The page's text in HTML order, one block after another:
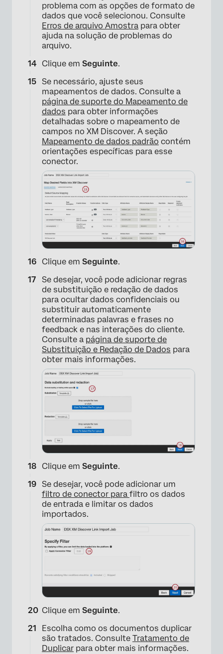
problema com as opções de formato de
dados que você selecionou. Consulte
Erros de arquivo Amostra para obter
ajuda na solução de problemas do
arquivo.
Clique em Seguinte.
Se necessário, ajuste seus
mapeamentos de dados. Consulte a
página de suporte do Mapeamento de
dados para obter informações
detalhadas sobre o mapeamento de
campos no XM Discover. A seção
Mapeamento de dados padrão contém
orientações específicas para esse
conector.
Clique em Seguinte.
Se desejar, você pode adicionar regras
de substituição e redação de dados
para ocultar dados confidenciais ou
substituir automaticamente
determinadas palavras e frases no
feedback e nas interações do cliente.
Consulte a página de suporte de
Substituição e Redação de Dados para
obter mais informações.
Clique em Seguinte.
Se desejar, você pode adicionar um
filtro de conector para filtro os dados
de entrada e limitar os dados
importados.
Clique em Seguinte.
Escolha como os documentos duplicar
são tratados. Consulte Tratamento de
Duplicar para obter mais informações.